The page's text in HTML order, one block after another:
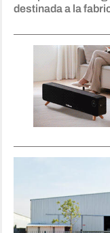
Contacto
destinada a la